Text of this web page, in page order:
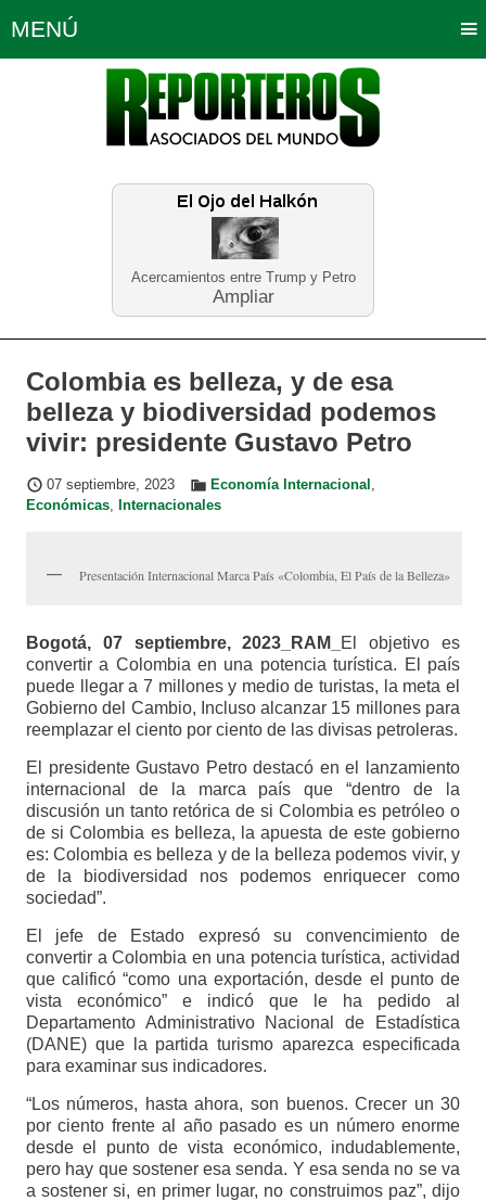
Acercamientos entre Trump y Petro
Ampliar
MENÚ
Política Opinión Bogotá
Planeta Tierra Deportes
Educación Neira
Colombia es belleza, y de esa
belleza y biodiversidad podemos
vivir: presidente Gustavo Petro
07 septiembre, 2023 Economía Internacional ,
Económicas, Internacionales
Presentación Internacional Marca País «Colombia, El País de la Belleza»
Bogotá, 07 septiembre, 2023_RAM_ El objetivo es
convertir a Colombia en una potencia turística. El país
puede llegar a 7 millones y medio de turistas, la meta el
Gobierno del Cambio, Incluso alcanzar 15 millones para
reemplazar el ciento por ciento de las divisas petroleras.
El presidente Gustavo Petro destacó en el lanzamiento
internacional de la marca país que “dentro de la
discusión un tanto retórica de si Colombia es petróleo o
de si Colombia es belleza, la apuesta de este gobierno
es: Colombia es belleza y de la belleza podemos vivir, y
de la biodiversidad nos podemos enriquecer como
sociedad”.
El jefe de Estado expresó su convencimiento de
convertir a Colombia en una potencia turística, actividad
que calificó “como una exportación, desde el punto de
vista económico” e indicó que le ha pedido al
Departamento Administrativo Nacional de Estadística
(DANE) que la partida turismo aparezca especificada
para examinar sus indicadores.
“Los números, hasta ahora, son buenos. Crecer un 30
por ciento frente al año pasado es un número enorme
desde el punto de vista económico, indudablemente,
pero hay que sostener esa senda. Y esa senda no se va
a sostener si, en primer lugar, no construimos paz”, dijo